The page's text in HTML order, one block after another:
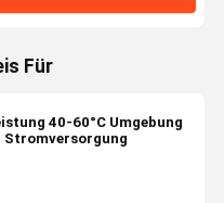
Für
40-60°C Umgebung
Stromversorgung